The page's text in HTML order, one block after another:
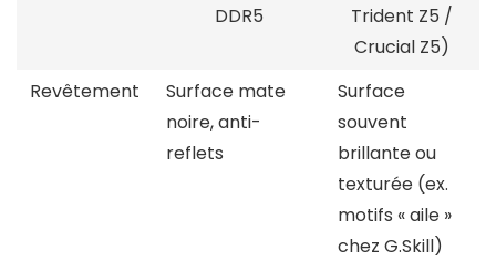
DDR5
Trident Z5 /
Crucial Z5)
Revêtement
Surface mate
noire, anti-
reflets
Surface
souvent
brillante ou
texturée (ex.
motifs « aile »
chez G.Skill)